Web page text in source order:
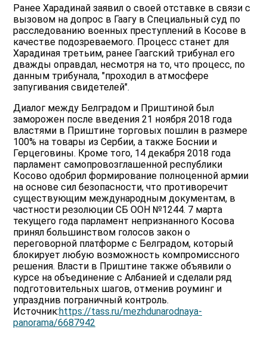
Ранее Харадинай заявил о своей отставке в связи с
вызовом на допрос в Гаагу в Специальный суд по
расследованию военных преступлений в Косове в
качестве подозреваемого. Процесс станет для
Харадиная третьим, ранее Гаагский трибунал его
дважды оправдал, несмотря на то, что процесс, по
данным трибунала, "проходил в атмосфере
запугивания свидетелей".
Диалог между Белградом и Приштиной был
заморожен после введения 21 ноября 2018 года
властями в Приштине торговых пошлин в размере
100% на товары из Сербии, а также Боснии и
Герцеговины. Кроме того, 14 декабря 2018 года
парламент самопровозглашенной республики
Косово одобрил формирование полноценной армии
на основе сил безопасности, что противоречит
существующим международным документам, в
частности резолюции СБ ООН №1244. 7 марта
текущего года парламент непризнанного Косова
принял большинством голосов закон о
переговорной платформе с Белградом, который
блокирует любую возможность компромиссного
решения. Власти в Приштине также объявили о
курсе на объединение с Албанией и сделали ряд
подготовительных шагов, отменив роуминг и
упразднив пограничный контроль.
Источник:https://tass.ru/mezhdunarodnaya-
panorama/6687942